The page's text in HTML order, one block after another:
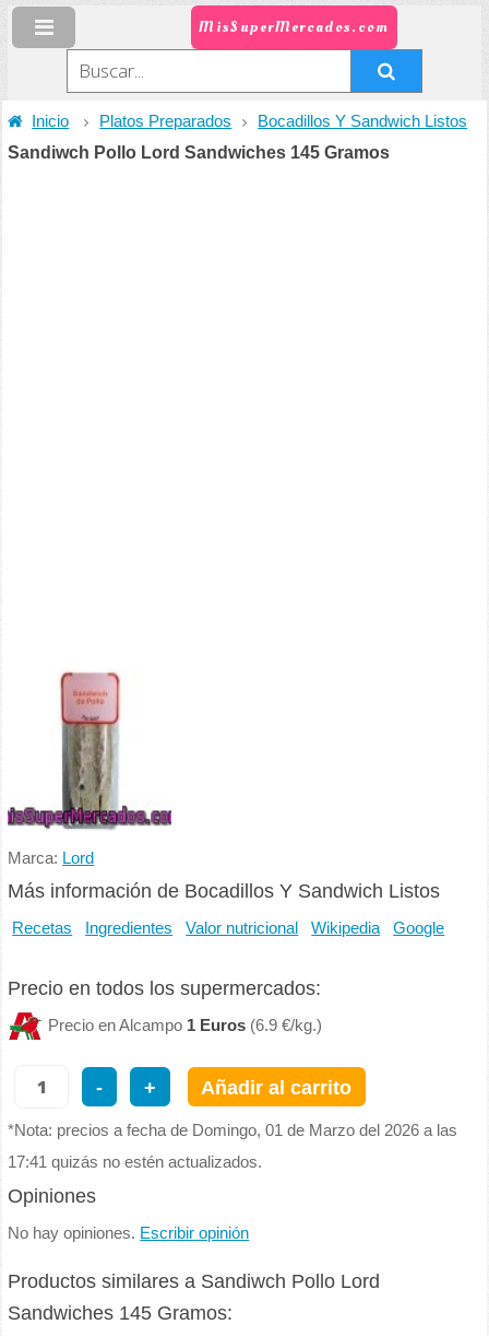
MisSuperMercados.com
Inicio Platos Preparados Bocadillos Y Sandwich Listos
Sandiwch Pollo Lord Sandwiches 145 Gramos
Marca: Lord
Más información de Bocadillos Y Sandwich Listos
Recetas Ingredientes Valor nutricional Wikipedia Google
Precio en todos los supermercados:
Precio en Alcampo 1 Euros (6.9 €/kg.)
- + Añadir al carrito
*Nota: precios a fecha de Domingo, 01 de Marzo del 2026 a las
17:41 quizás no estén actualizados.
Opiniones
No hay opiniones. Escribir opinión
Productos similares a Sandiwch Pollo Lord
Sandwiches 145 Gramos: